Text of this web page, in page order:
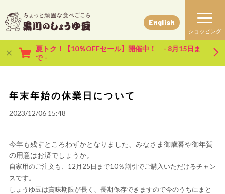
夏トク！【10％OFFセール】開催中！ - 8月15日ま
で -
English
年末年始の休業日について
2023/12/06 15:48
今年も残すところわずかとなりました、みなさま御歳暮や御年賀
の用意はお済でしょうか。
自家用のご注文も、12月25日まで10％割引でご購入いただけるチャン
スです。
しょうゆ豆は賞味期限が長く、長期保存できますので今のうちにまと